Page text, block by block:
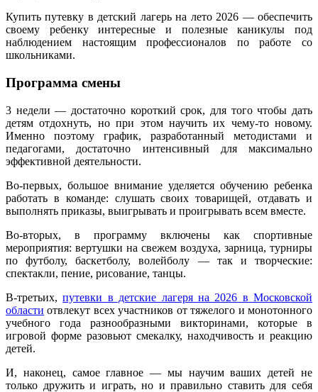
Купить путевку в детский лагерь на лето 2026 — обеспечить
своему ребенку интересные и полезные каникулы под
наблюдением настоящим профессионалов по работе со
школьниками.
Программа смены
3 недели — достаточно короткий срок, для того чтобы дать
детям отдохнуть, но при этом научить их чему-то новому.
Именно поэтому график, разработанный методистами и
педагогами, достаточно интенсивный для максимально
эффективной деятельности.
Во-первых, большое внимание уделяется обучению ребенка
работать в команде: слушать своих товарищей, отдавать и
выполнять приказы, выигрывать и проигрывать всем вместе.
Во-вторых, в программу включены как спортивные
мероприятия: вертушки на свежем воздуха, зарница, турниры
по футболу, баскетболу, волейболу — так и творческие:
спектакли, пение, рисование, танцы.
В-третьих,путевки в детские лагеря на 2026 в Московской
области отвлекут всех участников от тяжелого и монотонного
учебного года разнообразными викторинами, которые в
игровой форме разовьют смекалку, находчивость и реакцию
детей.
И, наконец, самое главное — мы научим ваших детей не
только дружить и играть, но и правильно ставить для себя